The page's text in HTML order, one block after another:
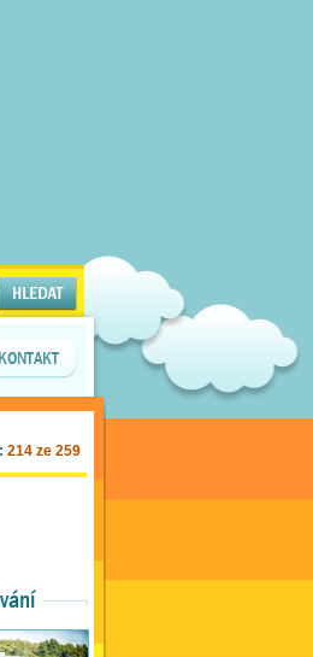
KONTAKT
214 ze 259